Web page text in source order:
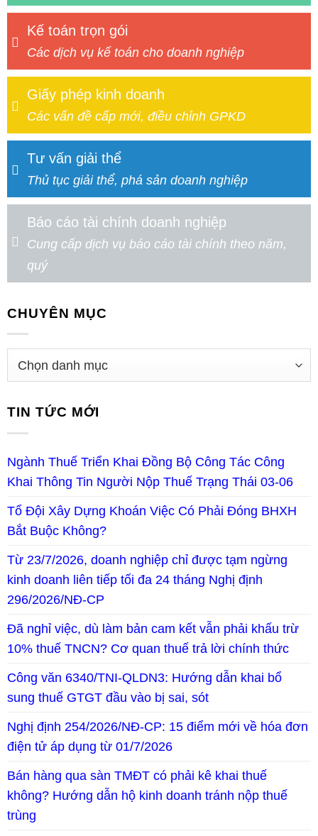
Kế toán trọn gói
Các dịch vụ kế toán cho doanh nghiệp
Giấy phép kinh doanh
Các vấn đề cấp mới, điều chỉnh GPKD
Tư vấn giải thể
Thủ tục giải thể, phá sản doanh nghiệp
Báo cáo tài chính doanh nghiệp
Cung cấp dịch vụ báo cáo tài chính theo năm,
quý
CHUYÊN MỤC
TIN TỨC MỚI
Ngành Thuế Triển Khai Đồng Bộ Công Tác Công
Khai Thông Tin Người Nộp Thuế Trạng Thái 03-06
Tổ Đội Xây Dựng Khoán Việc Có Phải Đóng BHXH
Bắt Buộc Không?
Từ 23/7/2026, doanh nghiệp chỉ được tạm ngừng
kinh doanh liên tiếp tối đa 24 tháng Nghị định
296/2026/NĐ-CP
Đã nghỉ việc, dù làm bản cam kết vẫn phải khấu trừ
10% thuế TNCN? Cơ quan thuế trả lời chính thức
Công văn 6340/TNI-QLDN3: Hướng dẫn khai bổ
sung thuế GTGT đầu vào bị sai, sót
Nghị định 254/2026/NĐ-CP: 15 điểm mới về hóa đơn
điện tử áp dụng từ 01/7/2026
Bán hàng qua sàn TMĐT có phải kê khai thuế
không? Hướng dẫn hộ kinh doanh tránh nộp thuế
trùng